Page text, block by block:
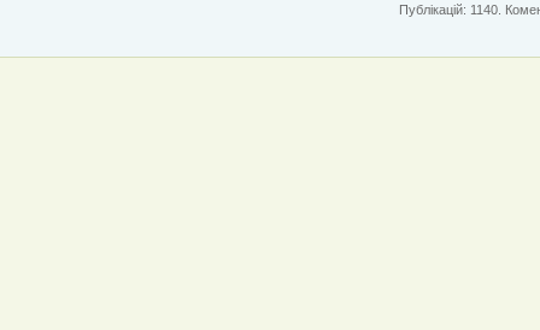
Публікацій: 1140.